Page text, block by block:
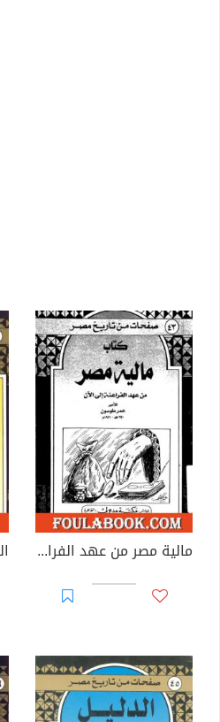
مالية مصر من عهد الفراعنة إلى الآن